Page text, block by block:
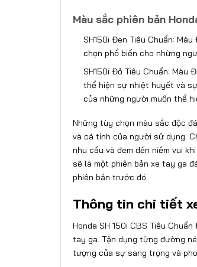
Màu sắc phiên bản
SH150i Đen Tiêu Chuẩn:
chọn phổ biến cho những
SH150i Đỏ Tiêu Chuẩn: Màu
thể hiện sự nhiệt huyết và
của những người muốn thể
Những tùy chọn màu sắc độc
và cá tính của người sử dụng.
nhu cầu và đem đến niềm vui
sẽ là một phiên bản xe tay ga
phiên bản trước đó.
Thông tin chi tiết
Honda SH 150i CBS Tiêu
tay ga. Tận dụng từng đường
tượng của sự sang trọng và